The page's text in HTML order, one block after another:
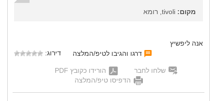
מקום:
אנה ליפשיץ
דרגו והגיבו לטיפ/המלצה
דירוג:
שלחו לחבר
הורידו כקובץ PDF
הדפיסו טיפ/המלצה